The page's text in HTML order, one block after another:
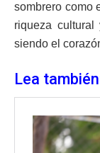
sombrero como
riqueza
siendo el
Lea